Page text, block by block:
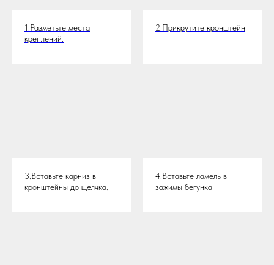
1.Разметьте места
креплений.
2.Прикрутите кронштейн
3.Вставьте карниз в
кронштейны до щелчка.
4.Вставьте ламель в
зажимы бегунка